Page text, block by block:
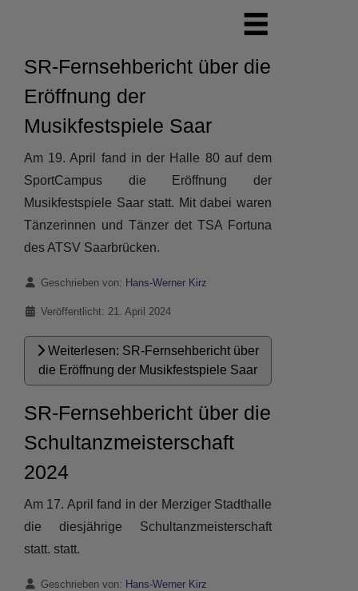
SR-Fernsehbericht über die
Eröffnung der
Musikfestspiele Saar
Am 19. April fand in der Halle 80 auf dem
SportCampus die Eröffnung der
Musikfestspiele Saar statt. Mit dabei waren
Tänzerinnen und Tänzer det TSA Fortuna
des ATSV Saarbrücken.
DetailsGeschrieben von: Hans-Werner Kirz
Veröffentlicht: 21. April 2024
Weiterlesen: SR-Fernsehbericht über
die Eröffnung der Musikfestspiele Saar
SR-Fernsehbericht über die
Schultanzmeisterschaft
2024
Am 17. April fand in der Merziger Stadthalle
die diesjährige Schultanzmeisterschaft
statt. statt.
DetailsGeschrieben von: Hans-Werner Kirz